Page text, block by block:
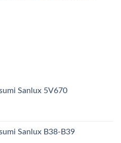
Sanlux 5V670
Sanlux B38-B39